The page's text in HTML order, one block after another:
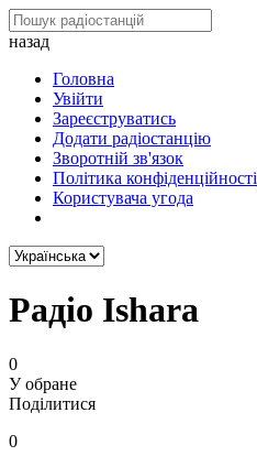
назад
Головна
Увійти
Зареєструватись
Додати радіостанцію
Зворотній зв'язок
Політика конфіденційності
Користувача угода
Радіо Ishara
0
У обране
Поділитися
0